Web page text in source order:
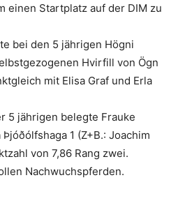
einen Startplatz auf der DIM zu
bei den 5 jährigen Högni
Hvirfill von Ögn
mit Elisa Graf und Erla
5 jährigen belegte Frauke
1 (Z+B.: Joachim
von 7,86 Rang zwei.
Nachwuchspferden.